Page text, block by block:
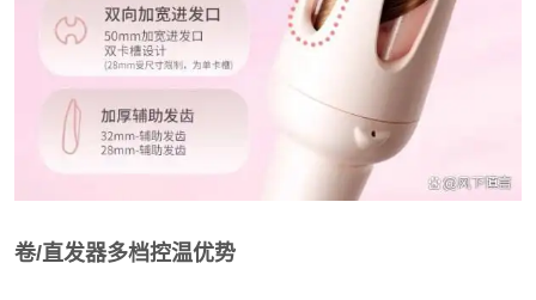
卷/直发器多档控温优势